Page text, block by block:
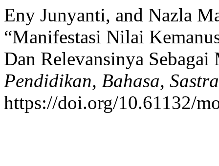
Eny Junyanti, and Nazla
“Manifestasi Nilai
Dan Relevansinya
Pendidikan, Bahasa,
https://doi.org/10.61132/